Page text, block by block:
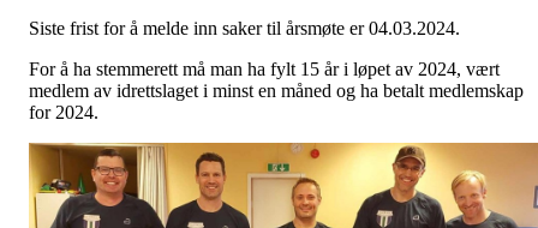
Siste frist for å melde inn saker til årsmøte er 04.03.2024.
For å ha stemmerett må man ha fylt 15 år i løpet av 2024, vært
medlem av idrettslaget i minst en måned og ha betalt medlemskap
for 2024.